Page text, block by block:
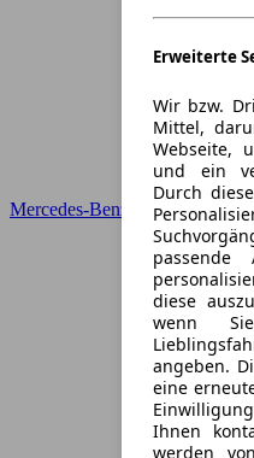
Erweiterte
Wir bzw.
Mittel,
Webseite,
und ein
Durch
diese
wenn
angeben.
eine
Ihnen
werden
Mercedes-Benz